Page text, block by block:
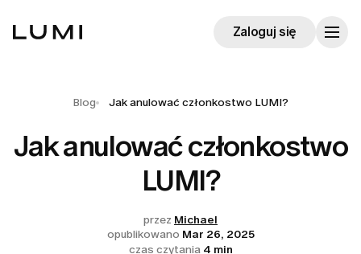
Zaloguj się
Blog Jak anulować członkostwo LUMI?
Jak anulować członkostwo
LUMI?
przez Michael
opublikowano Mar 26, 2025
czas czytania 4 min